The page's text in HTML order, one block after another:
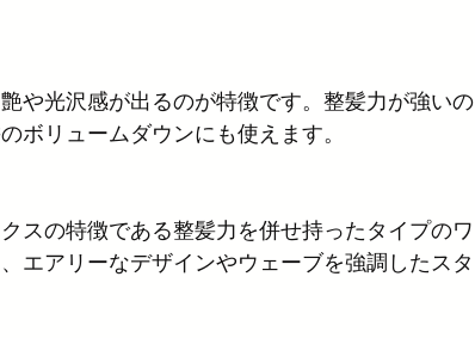
や光沢感が出るのが特徴です。整髪力が強いの
ボリュームダウンにも使えます。
スの特徴である整髪力を併せ持ったタイプのワ
エアリーなデザインやウェーブを強調したスタ